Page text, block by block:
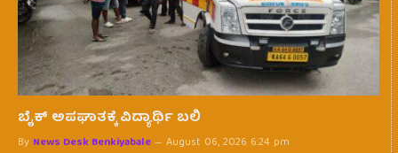
ಬೈಕ್ ಅಪಘಾತಕ್ಕೆ ವಿದ್ಯಾರ್ಥಿ ಬಲಿ
By News Desk Benkiyabale August 06, 2026 6:24 pm